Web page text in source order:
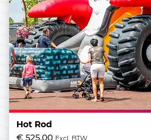
Hot Rod
€ 525,00 Excl. BTW